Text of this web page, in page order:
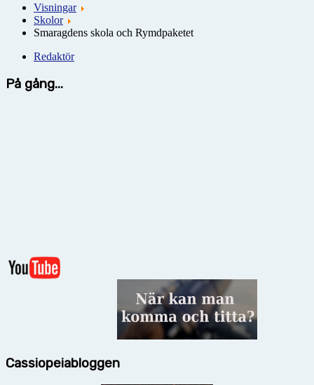
Visningar
Skolor
Smaragdens skola och Rymdpaketet
Redaktör
På gång...
Cassiopeiabloggen